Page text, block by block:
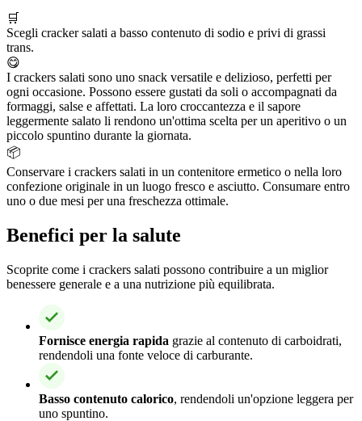
🛒
Scegli cracker salati a basso contenuto di sodio e privi di grassi
trans.
😋
I crackers salati sono uno snack versatile e delizioso, perfetti per
ogni occasione. Possono essere gustati da soli o accompagnati da
formaggi, salse e affettati. La loro croccantezza e il sapore
leggermente salato li rendono un'ottima scelta per un aperitivo o un
piccolo spuntino durante la giornata.
📦
Conservare i crackers salati in un contenitore ermetico o nella loro
confezione originale in un luogo fresco e asciutto. Consumare entro
uno o due mesi per una freschezza ottimale.
Benefici per la salute
Scoprite come i crackers salati possono contribuire a un miglior
benessere generale e a una nutrizione più equilibrata.
Fornisce energia rapida grazie al contenuto di carboidrati,
rendendoli una fonte veloce di carburante.
Basso contenuto calorico, rendendoli un'opzione leggera per
uno spuntino.